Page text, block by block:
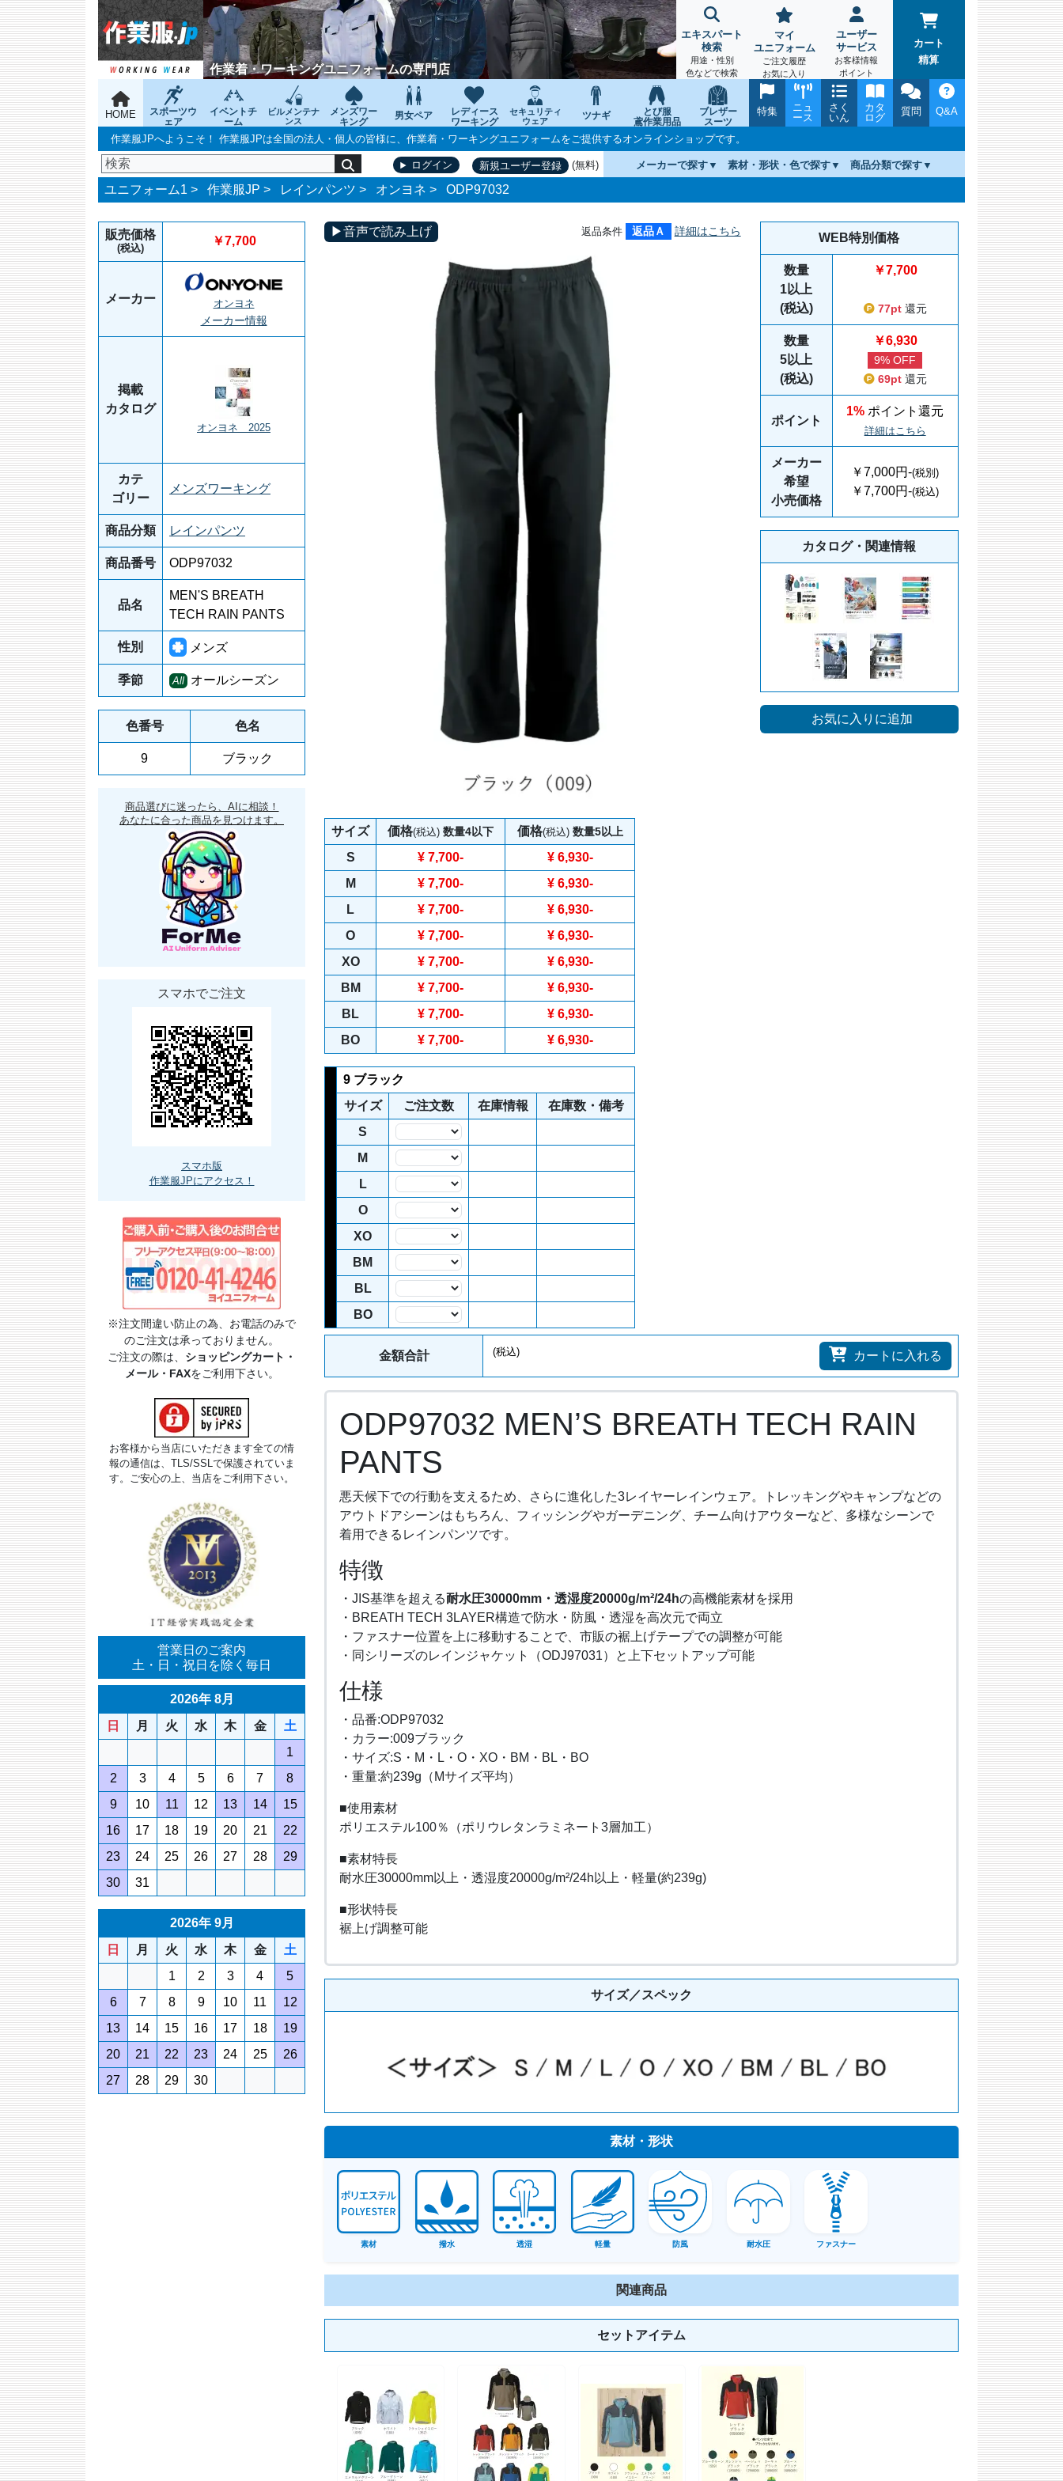
作業着・ワーキングユニフォームの専門店
エキスパート
検索
用途・性別
色などで検索
マイ
ユニフォーム
ご注文履歴
お気に入り
ユーザー
サービス
お客様情報
ポイント
カート
精算
HOME
スポーツウ
ェア
イベントチ
ーム
ビルメンテナ
ンス
メンズワー
キング
男女ペア
レディース
ワーキング
セキュリティ
ウェア
ツナギ
とび服
鳶作業用品
ブレザー
スーツ
Q&A
質問
カタ
ログ
さく
いん
ニュ
ース
特集
作業服JPへようこそ！ 作業服JPは全国の法人・個人の皆様に、作業着・ワーキングユニフォームをご提供するオンラインショップです。
ログイン 新規ユーザー登録 (無料) メーカーで探す 素材・形状・色で探す 商品分類で探す
ユニフォーム1 > 作業服JP > レインパンツ > オンヨネ > ODP97032
販売価格
(税込)
￥7,700
メーカー オンヨネ
メーカー情報
掲載
カタログ
オンヨネ 2025
カテ
ゴリー
メンズワーキング
商品分類 レインパンツ
商品番号 ODP97032
品名
MEN'S BREATH
TECH RAIN PANTS
性別 メンズ
季節 All オールシーズン
色番号 色名
9 ブラック
商品選びに迷ったら、AIに相談！
あなたに合った商品を見つけます。
スマホでご注文
スマホ版
作業服JPにアクセス！
※注文間違い防止の為、お電話のみで
のご注文は承っておりません。
ご注文の際は、 ショッピングカート・
メール・FAXをご利用下さい。
お客様から当店にいただきます全ての情
報の通信は、TLS/SSLで保護されていま
す。ご安心の上、当店をご利用下さい。
営業日のご案内
土・日・祝日を除く毎日
2026年 8月
日
月 火 水 木 金
土
1
2
3 4 5 6 7
8
9
10 11 12 13 14
15
16
17 18 19 20 21
22
23
24 25 26 27 28
29
30
31
2026年 9月
日
月 火 水 木 金
土
1
2 3 4
5
6
7 8 9 10 11
12
13
14 15 16 17 18
19
20
21 22 23 24 25
26
27
28 29 30
▶音声で読み上げ 返品条件 返品Ａ 詳細はこちら WEB特別価格
数量
1以上
(税込)
￥7,700
77pt 還元
数量
5以上
(税込)
￥6,930
9% OFF
69pt 還元
ポイント
1% ポイント還元
詳細はこちら
メーカー
希望
小売価格
￥7,000円-(税別)
￥7,700円-(税込)
カタログ・関連情報
お気に入りに追加
サイズ 価格(税込) 数量4以下 価格(税込) 数量5以上
S ¥ 7,700- ¥ 6,930-
M
¥ 7,700- ¥ 6,930-
L
¥ 7,700- ¥ 6,930-
O
¥ 7,700- ¥ 6,930-
XO
¥ 7,700- ¥ 6,930-
BM
¥ 7,700- ¥ 6,930-
BL
¥ 7,700- ¥ 6,930-
BO
¥ 7,700- ¥ 6,930-
9 ブラック
サイズ
ご注文数 在庫情報
在庫数・備考
S
M
L
O
XO
BM
BL
BO
金額合計 (税込) カートに入れる
ODP97032 MEN’S BREATH TECH RAIN
PANTS
悪天候下での行動を支えるため、さらに進化した3レイヤーレインウェア。トレッキングやキャンプなどの
アウトドアシーンはもちろん、フィッシングやガーデニング、チーム向けアウターなど、多様なシーンで
着用できるレインパンツです。
特徴
・JIS基準を超える耐水圧30000mm・透湿度20000g/m²/24hの高機能素材を採用
・BREATH TECH 3LAYER構造で防水・防風・透湿を高次元で両立
・ファスナー位置を上に移動することで、市販の裾上げテープでの調整が可能
・同シリーズのレインジャケット（ODJ97031）と上下セットアップ可能
仕様
・品番:ODP97032
・カラー:009ブラック
・サイズ:S・M・L・O・XO・BM・BL・BO
・重量:約239g（Mサイズ平均）
■使用素材
ポリエステル100％（ポリウレタンラミネート3層加工）
■素材特長
耐水圧30000mm以上・透湿度20000g/m²/24h以上・軽量(約239g)
■形状特長
裾上げ調整可能
サイズ／スペック
素材・形状
素材 撥水 透湿 軽量 防風 耐水圧 ファスナー
関連商品
セットアイテム